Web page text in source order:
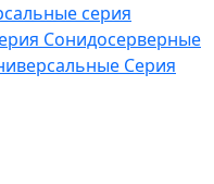
серия
Сонидосерверные
Серия